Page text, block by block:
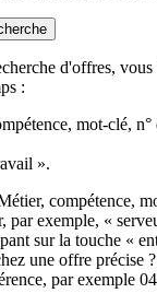
d'offres,
:
mot-clé,
».
compétence,
par exemple, «
sur la touche «
une offre précise
par exemple